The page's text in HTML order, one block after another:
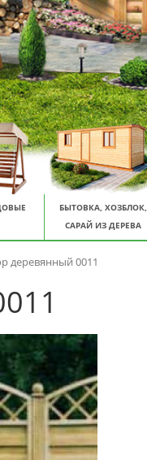
БЫТОВКА, ХОЗБЛОК,
САРАЙ ИЗ ДЕРЕВА
деревянный 0011